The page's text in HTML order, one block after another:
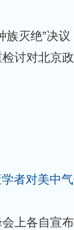
族灭绝”决
讨对北京政
者对美中
上各自宣